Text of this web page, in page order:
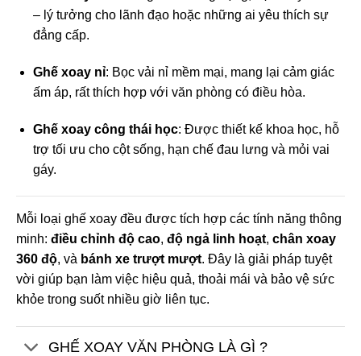
– lý tưởng cho lãnh đạo hoặc những ai yêu thích sự
đẳng cấp.
Ghế xoay nỉ: Bọc vải nỉ mềm mại, mang lại cảm giác
ấm áp, rất thích hợp với văn phòng có điều hòa.
Ghế xoay công thái học: Được thiết kế khoa học, hỗ
trợ tối ưu cho cột sống, hạn chế đau lưng và mỏi vai
gáy.
Mỗi loại ghế xoay đều được tích hợp các tính năng thông
minh: điều chỉnh độ cao, độ ngả linh hoạt, chân xoay
360 độ, và bánh xe trượt mượt. Đây là giải pháp tuyệt
vời giúp bạn làm việc hiệu quả, thoải mái và bảo vệ sức
khỏe trong suốt nhiều giờ liên tục.
GHẾ XOAY VĂN PHÒNG LÀ GÌ ?